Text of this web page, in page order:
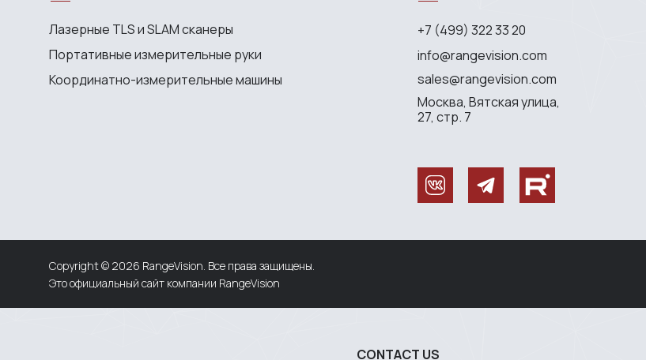
Copyright © 2026 RangeVision. Все права защищены.
Это официальный сайт компании RangeVision
sales@rangevision.com
Москва, Вятская улица,
27, стр. 7
info@rangevision.com
+7 (499) 322 33 20
Координатно-измерительные машины
Портативные измерительные руки
Лазерные TLS и SLAM сканеры
CONTACT US
Coordinate measuring machines